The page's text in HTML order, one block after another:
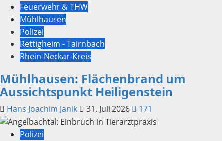
Feuerwehr & THW
Mühlhausen
Polizei
Rettigheim - Tairnbach
Rhein-Neckar-Kreis
Mühlhausen: Flächenbrand um
Aussichtspunkt Heiligenstein
Hans Joachim Janik 31. Juli 2026 171
Polizei